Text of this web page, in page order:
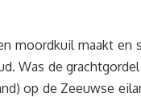
moordkuil maakt
Was de
op de Zeeuwse